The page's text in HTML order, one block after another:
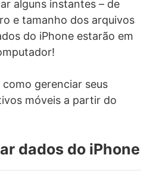
alguns instantes – de
e tamanho dos arquivos
do iPhone estarão em
gerenciar seus
móveis a partir do
dados do iPhone